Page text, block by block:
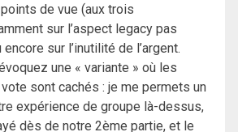
de vue (aux trois
sur l’aspect legacy pas
sur l’inutilité de l’argent.
une « variante » où les
sont cachés : je me permets un
expérience de groupe là-dessus,
dès de notre 2ème partie, et le